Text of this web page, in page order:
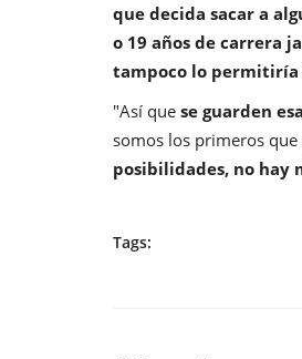
que decida sacar a
o 19 años de carrera
tampoco lo permitiría
"Así que se guarden
somos los primeros
posibilidades, no hay
Tags: